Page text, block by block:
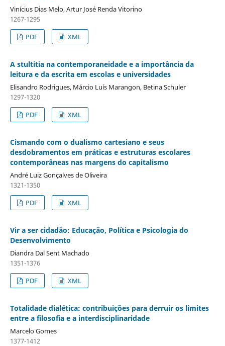
Vinícius Dias Melo, Artur José Renda Vitorino
1267-1295
PDF
XML
A stultitia na contemporaneidade e a importância da
leitura e da escrita em escolas e universidades
Elisandro Rodrigues, Márcio Luís Marangon, Betina Schuler
1297-1320
PDF
XML
Cismando com o dualismo cartesiano e seus
desdobramentos em práticas e estruturas escolares
contemporâneas nas margens do capitalismo
André Luiz Gonçalves de Oliveira
1321-1350
PDF
XML
Vir a ser cidadão: Educação, Política e Psicologia do
Desenvolvimento
Diandra Dal Sent Machado
1351-1376
PDF
XML
Totalidade dialética: contribuições para derruir os limites
entre a filosofia e a interdisciplinaridade
Marcelo Gomes
1377-1412